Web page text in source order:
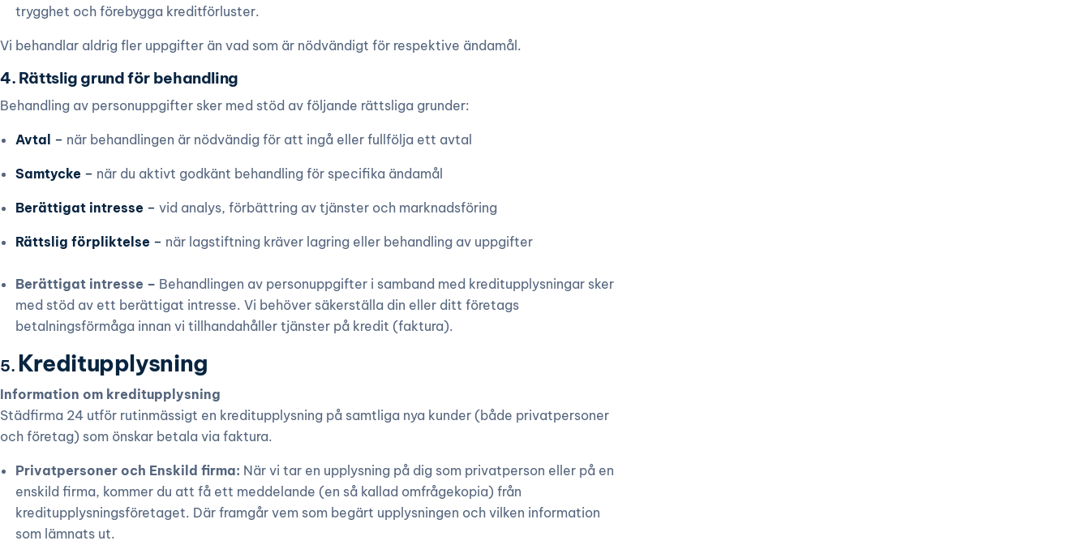
trygghet och förebygga kreditförluster.
Vi behandlar aldrig fler uppgifter än vad som är nödvändigt för respektive ändamål.
4. Rättslig grund för behandling
Behandling av personuppgifter sker med stöd av följande rättsliga grunder:
Avtal – när behandlingen är nödvändig för att ingå eller fullfölja ett avtal
Samtycke – när du aktivt godkänt behandling för specifika ändamål
Berättigat intresse – vid analys, förbättring av tjänster och marknadsföring
Rättslig förpliktelse – när lagstiftning kräver lagring eller behandling av uppgifter
Berättigat intresse – Behandlingen av personuppgifter i samband med kreditupplysningar sker
med stöd av ett berättigat intresse. Vi behöver säkerställa din eller ditt företags
betalningsförmåga innan vi tillhandahåller tjänster på kredit (faktura).
5. Kreditupplysning
Information om kreditupplysning
Städfirma 24 utför rutinmässigt en kreditupplysning på samtliga nya kunder (både privatpersoner
och företag) som önskar betala via faktura.
Privatpersoner och Enskild firma: När vi tar en upplysning på dig som privatperson eller på en
enskild firma, kommer du att få ett meddelande (en så kallad omfrågekopia) från
kreditupplysningsföretaget. Där framgår vem som begärt upplysningen och vilken information
som lämnats ut.